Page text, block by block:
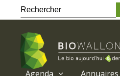
Agenda Annuaires